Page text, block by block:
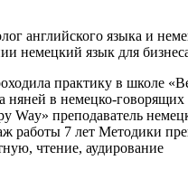
английского языка и
немецкий язык для
практику в школе
няней в немецко-
преподаватель
работы 7 лет Методики
чтение, аудирование